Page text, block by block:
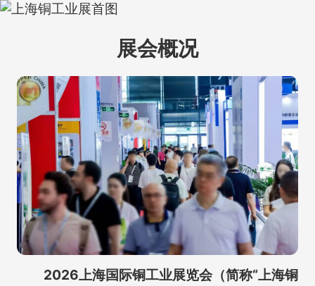
展会概况
2026上海国际铜工业展览会（简称“上海铜